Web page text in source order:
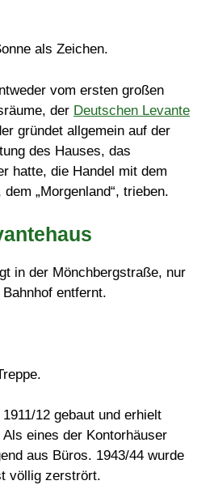
vom ersten großen
der Deutschen Levante
gründet allgemein auf der
des Hauses, das
hatte, die Handel mit dem
„Morgenland“, trieben.
in der Mönchbergstraße, nur
entfernt.
12 gebaut und erhielt
eines der Kontorhäuser
aus Büros. 1943/44 wurde
völlig zerstrört.